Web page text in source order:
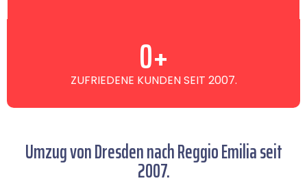
ZUFRIEDENE KUNDEN SEIT 2007.
0+
Umzug von Dresden nach Reggio Emilia seit
2007.